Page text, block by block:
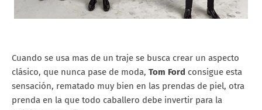
Cuando se usa mas de un traje se busca crear un aspecto
clásico, que nunca pase de moda, Tom Ford consigue esta
sensación, rematado muy bien en las prendas de piel, otra
prenda en la que todo caballero debe invertir para la